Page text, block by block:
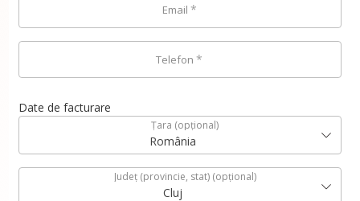
Email *
Telefon *
Date de facturare
Țara (opțional)
România
Județ (provincie, stat) (opțional)
Cluj